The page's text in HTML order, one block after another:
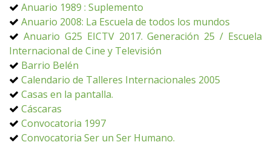
Anuario 1989 : Suplemento
Anuario 2008: La Escuela de todos los mundos
Anuario G25 EICTV 2017. Generación 25 / Escuela
Internacional de Cine y Televisión
Barrio Belén
Calendario de Talleres Internacionales 2005
Casas en la pantalla.
Cáscaras
Convocatoria 1997
Convocatoria Ser un Ser Humano.